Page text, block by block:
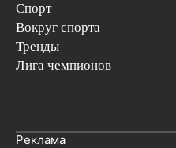
Спорт
Вокруг спорта
Тренды
Лига чемпионов
Реклама